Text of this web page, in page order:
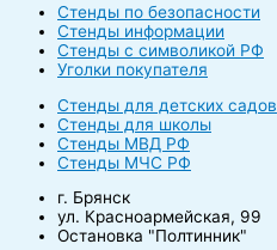
Стенды по безопасности
Стенды информации
Стенды с символикой РФ
Уголки покупателя
Стенды для детских садов
Стенды для школы
Стенды МВД РФ
Стенды МЧС РФ
г. Брянск
ул. Красноармейская, 99
Остановка "Полтинник"